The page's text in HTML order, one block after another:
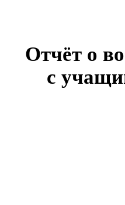
Отчёт о
с